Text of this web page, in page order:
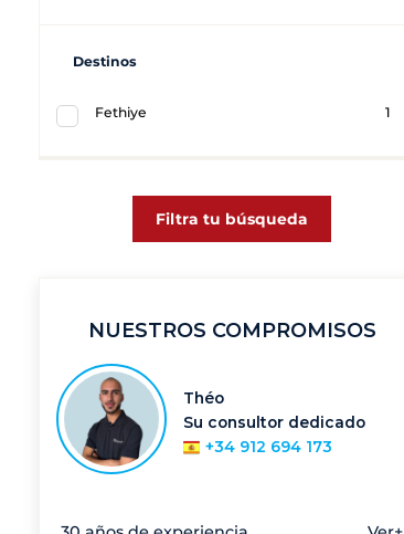
Destinos
Fethiye 1
Filtra tu búsqueda
NUESTROS COMPROMISOS
Théo
Su consultor dedicado
+34 912 694 173